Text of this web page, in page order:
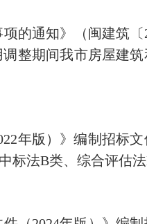
通知》（闽建筑〔
整期间我市房屋建
年版）》编制招标文
法B类、综合评估法